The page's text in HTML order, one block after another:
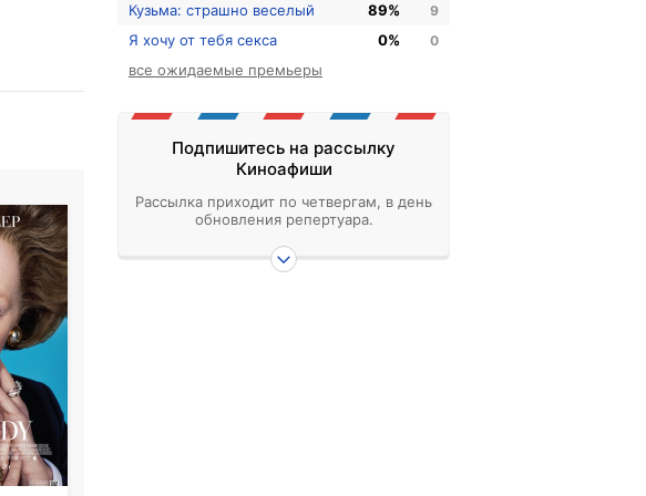
Кузьма: страшно веселый 89% 9
Я хочу от тебя секса 0% 0
все ожидаемые премьеры
Подпишитесь на рассылку
Киноафиши
Рассылка приходит по четвергам, в день
обновления репертуара.